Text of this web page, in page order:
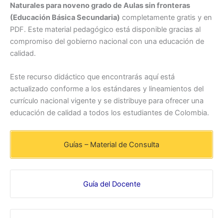
Naturales para noveno grado de Aulas sin fronteras
(Educación Básica Secundaria) completamente gratis y en
PDF. Este material pedagógico está disponible gracias al
compromiso del gobierno nacional con una educación de
calidad.
Este recurso didáctico que encontrarás aquí está
actualizado conforme a los estándares y lineamientos del
currículo nacional vigente y se distribuye para ofrecer una
educación de calidad a todos los estudiantes de Colombia.
Guías – Material de Consulta
Guía del Docente